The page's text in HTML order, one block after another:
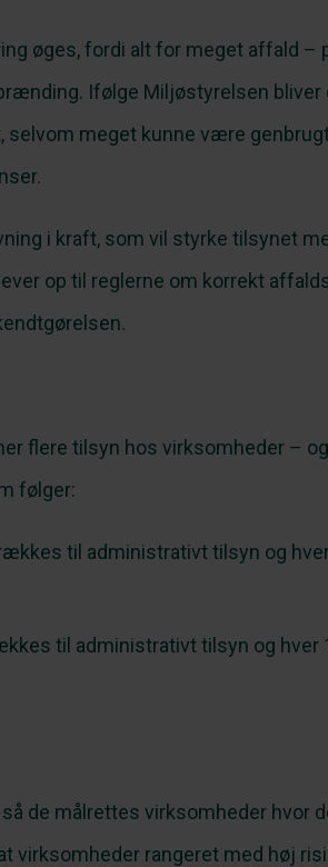
øges, fordi alt for meget affald –
Ifølge Miljøstyrelsen bliver
meget kunne være
i kraft, som vil styrke tilsynet
op til reglerne om korrekt
.
flere tilsyn hos virksomheder –
følger:
til administrativt tilsyn og
til administrativt tilsyn og hver
de målrettes virksomheder hvor
virksomheder rangeret med høj